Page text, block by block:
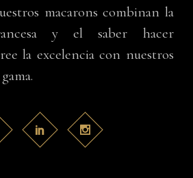
macarons combinan la
y el saber hacer
la excelencia con nuestros